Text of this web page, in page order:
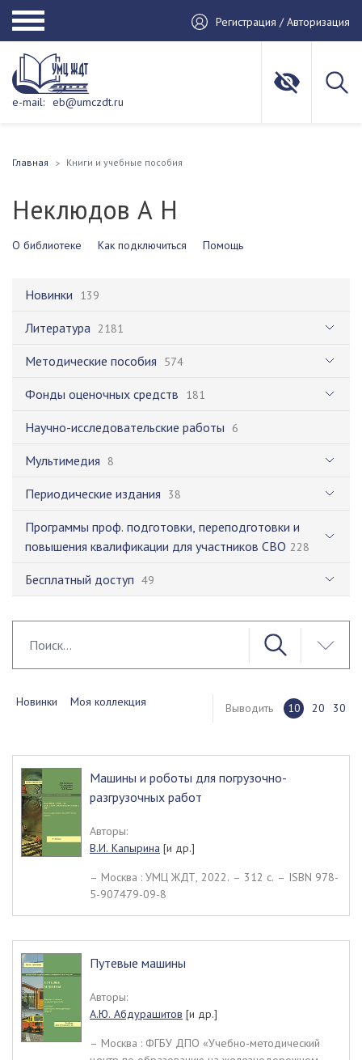
Регистрация / Авторизация
e-mail: eb@umczdt.ru
Главная Книги и учебные пособия
Неклюдов А Н
О библиотеке Как подключиться Помощь
Новинки 139
Литература 2181
Методические пособия 574
Фонды оценочных средств 181
Научно-исследовательские работы 6
Мультимедия 8
Периодические издания 38
Программы проф. подготовки, переподготовки и
повышения квалификации для участников СВО 228
Бесплатный доступ 49
Новинки Моя коллекция Выводить 10 20 30
Машины и роботы для погрузочно-
разгрузочных работ
Авторы:
В.И. Капырина [и др.]
– Москва : УМЦ ЖДТ, 2022. – 312 c. – ISBN 978-
5-907479-09-8
Путевые машины
Авторы:
А.Ю. Абдурашитов [и др.]
– Москва : ФГБУ ДПО «Учебно-методический